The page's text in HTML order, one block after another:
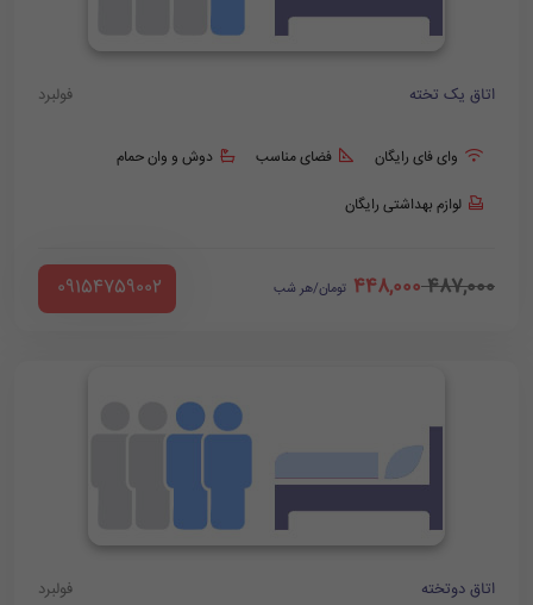
اتاق یک تخته فولبرد
وای فای رایگان فضای مناسب دوش و وان حمام
لوازم بهداشتی رایگان
487,000
448,000 تومان/هر شب ‪ 09154759002
اتاق دوتخته فولبرد